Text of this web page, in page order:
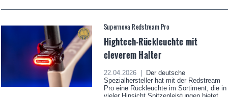
Supernova Redstream Pro
Hightech-Rückleuchte mit
cleverem Halter
22.04.2026 |
Der deutsche
Spezialhersteller hat mit der Redstream
Pro eine Rückleuchte im Sortiment, die in